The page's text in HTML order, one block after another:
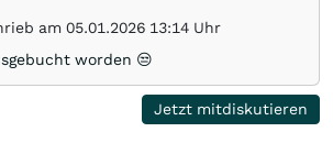
am 05.01.2026 13:14 Uhr
worden 😒
Jetzt mitdiskutieren